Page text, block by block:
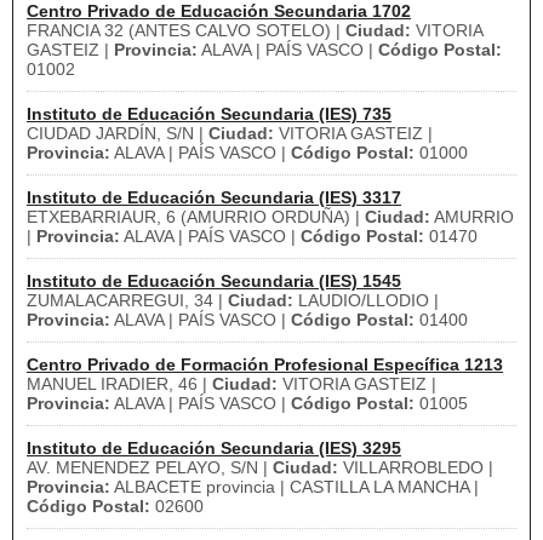
Centro Privado de Educación Secundaria 1702
FRANCIA 32 (ANTES CALVO SOTELO) | Ciudad: VITORIA
GASTEIZ | Provincia: ALAVA | PAÍS VASCO | Código Postal:
01002
Instituto de Educación Secundaria (IES) 735
CIUDAD JARDÍN, S/N | Ciudad: VITORIA GASTEIZ |
Provincia: ALAVA | PAÍS VASCO | Código Postal: 01000
Instituto de Educación Secundaria (IES) 3317
ETXEBARRIAUR, 6 (AMURRIO ORDUÑA) | Ciudad: AMURRIO
| Provincia: ALAVA | PAÍS VASCO | Código Postal: 01470
Instituto de Educación Secundaria (IES) 1545
ZUMALACARREGUI, 34 | Ciudad: LAUDIO/LLODIO |
Provincia: ALAVA | PAÍS VASCO | Código Postal: 01400
Centro Privado de Formación Profesional Específica 1213
MANUEL IRADIER, 46 | Ciudad: VITORIA GASTEIZ |
Provincia: ALAVA | PAÍS VASCO | Código Postal: 01005
Instituto de Educación Secundaria (IES) 3295
AV. MENENDEZ PELAYO, S/N | Ciudad: VILLARROBLEDO |
Provincia: ALBACETE provincia | CASTILLA LA MANCHA |
Código Postal: 02600